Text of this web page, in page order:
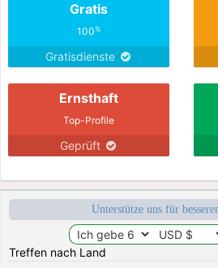
Gratis
100%
Gratisdienste
Ernsthaft
Top-Profile
Geprüft
Unterstütze uns für
Treffen nach Land